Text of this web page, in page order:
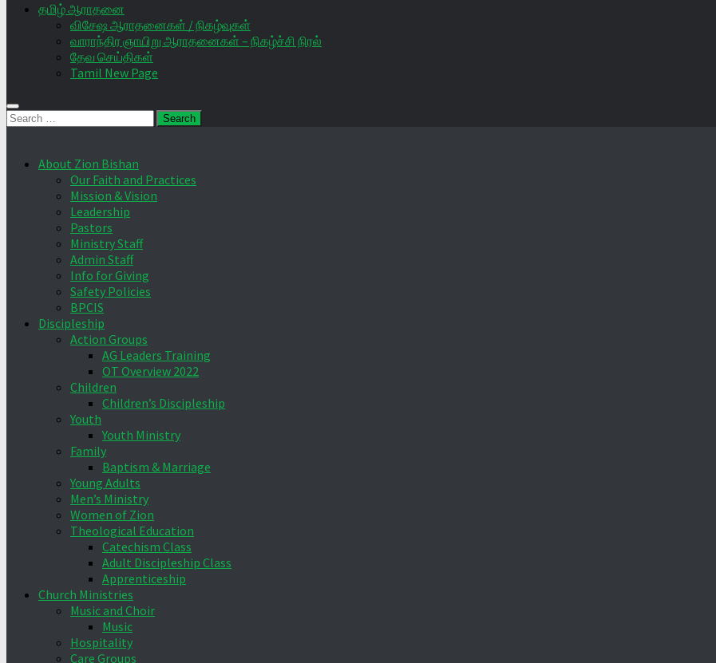
தமிழ் ஆராதனை
விசேஷ ஆராதனைகள் / நிகழ்வுகள்
வாராந்திர ஞாயிறு ஆராதனைகள் – நிகழ்ச்சி நிரல்
தேவ செய்திகள்
Tamil New Page
Search
About Zion Bishan
Our Faith and Practices
Mission & Vision
Leadership
Pastors
Ministry Staff
Admin Staff
Info for Giving
Safety Policies
BPCIS
Discipleship
Action Groups
AG Leaders Training
OT Overview 2022
Children
Children’s Discipleship
Youth
Youth Ministry
Family
Baptism & Marriage
Young Adults
Men’s Ministry
Women of Zion
Theological Education
Catechism Class
Adult Discipleship Class
Apprenticeship
Church Ministries
Music and Choir
Music
Hospitality
Care Groups